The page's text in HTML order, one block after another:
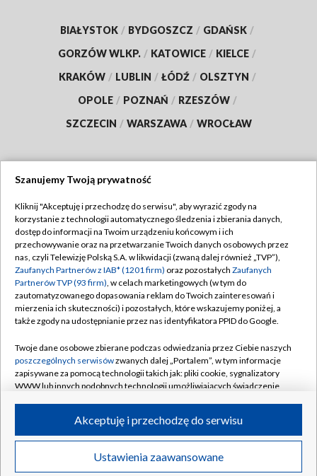
BIAŁYSTOK / BYDGOSZCZ / GDAŃSK /
GORZÓW WLKP. / KATOWICE / KIELCE /
KRAKÓW / LUBLIN / ŁÓDŹ / OLSZTYN /
OPOLE / POZNAŃ / RZESZÓW /
SZCZECIN / WARSZAWA / WROCŁAW
TVP
Abonament TVP
Emisja w TVP
Centrum informacji TVP
Naziemna Telewizja Cyfrowa
Rada Programowa
System NOS
Informacje o nadawcy
Program dla prasy
Ogłoszenie przetargowe
Regulamin TVP
Polityka prywatności
Moje zgody
Pomoc
Kontakt
Kanały
©2026 Telewizja Polska S.A. w likwidacji
Szanujemy Twoją prywatność
Kliknij "Akceptuję i przechodzę do serwisu", aby wyrazić zgody na
korzystanie z technologii automatycznego śledzenia i zbierania danych,
dostęp do informacji na Twoim urządzeniu końcowym i ich
przechowywanie oraz na przetwarzanie Twoich danych osobowych przez
nas, czyli Telewizję Polską S.A. w likwidacji (zwaną dalej również „TVP”),
Zaufanych Partnerów z IAB* (1201 firm) oraz pozostałych Zaufanych
Partnerów TVP (93 firm), w celach marketingowych (w tym do
zautomatyzowanego dopasowania reklam do Twoich zainteresowań i
mierzenia ich skuteczności) i pozostałych, które wskazujemy poniżej, a
także zgody na udostępnianie przez nas identyfikatora PPID do Google.
Twoje dane osobowe zbierane podczas odwiedzania przez Ciebie naszych
poszczególnych serwisówzwanych dalej „Portalem”, w tym informacje
zapisywane za pomocą technologii takich jak: pliki cookie, sygnalizatory
WWW lub innych podobnych technologii umożliwiających świadczenie
ruchu w Internecie.
Twoje dane osobowe zbierane podczas odwiedzania przez Ciebie
poszczególnych serwisówna Portalu, takie jak adresy IP, identyfikatory
Ustawienia zaawansowane
Akceptuję i przechodzę do serwisu